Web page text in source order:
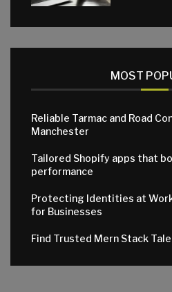
MOST
Reliable Tarmac and Road
Manchester
Tailored Shopify apps that
performance
Protecting Identities at
for Businesses
Find Trusted Mern Stack